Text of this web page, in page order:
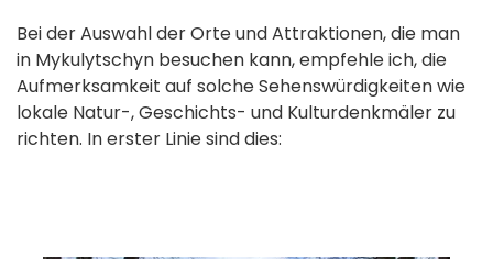
Bei der Auswahl der Orte und Attraktionen, die man
in Mykulytschyn besuchen kann, empfehle ich, die
Aufmerksamkeit auf solche Sehenswürdigkeiten wie
lokale Natur-, Geschichts- und Kulturdenkmäler zu
richten. In erster Linie sind dies: